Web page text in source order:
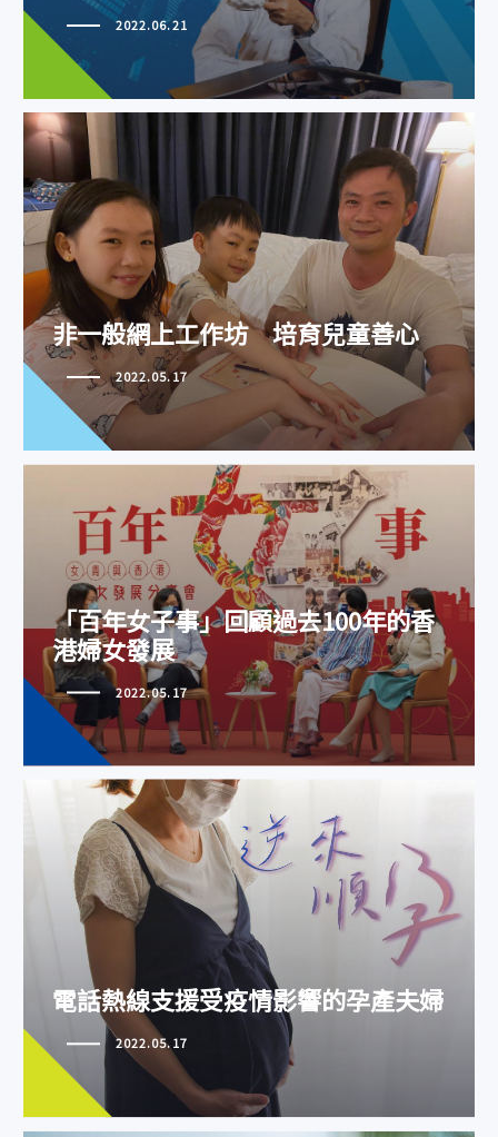
2022.06.21
非一般網上工作坊 培育兒童善心
非一般網上工作坊 培育兒童善心
2022.05.17
「百年女子事」回顧過去100年的
香港婦女發展
「百年女子事」回顧過去100年的香
港婦女發展
2022.05.17
電話熱線支援受疫情影響的孕產夫
婦
電話熱線支援受疫情影響的孕產夫婦
2022.05.17